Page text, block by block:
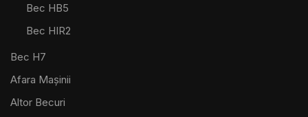
Bec HB5
Bec HIR2
Bec H7
Afara Mașinii
Altor Becuri